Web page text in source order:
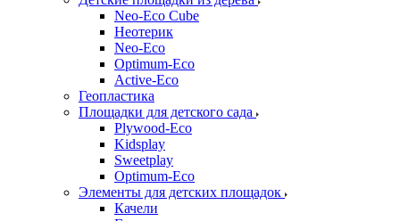
Neo-Eco Cube
Неотерик
Neo-Eco
Оptimum-Еco
Active-Eco
Геопластика
Площадки для детского сада
Plywood-Eco
Kidsplay
Sweetplay
Оptimum-Еco
Элементы для детских площадок
Качели